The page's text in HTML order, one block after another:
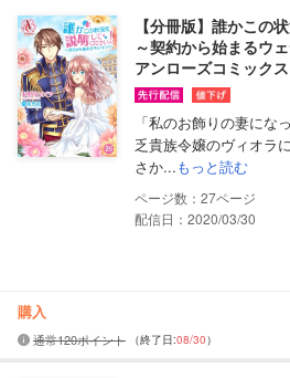
【分冊版】誰かこの
～契約から始まるウ
アンローズコミックス
「私のお飾りの妻にな
乏貴族令嬢のヴィオラ
さか...もっと読む
27
配信日：2020/03/30
購入
通常120ポイント （終了日:08/30）